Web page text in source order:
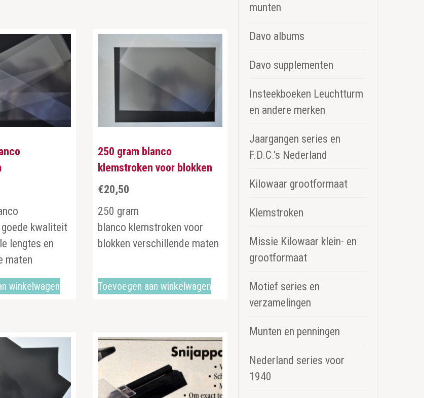
kwaliteit
lengtes en
maten
winkelwagen
250 gram blanco
klemstroken voor blokken
€20,50
250 gram
blanco klemstroken voor
blokken verschillende maten
Toevoegen aan winkelwagen
munten
Davo albums
Davo supplementen
Insteekboeken Leuchtturm
en andere merken
Jaargangen series en
F.D.C.'s Nederland
Kilowaar grootformaat
Klemstroken
Missie Kilowaar klein- en
grootformaat
Motief series en
verzamelingen
Munten en penningen
Nederland series voor
1940